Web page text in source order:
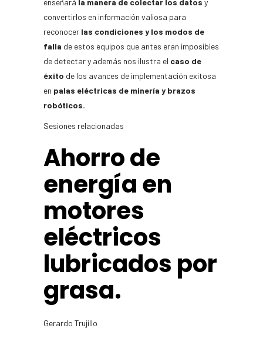
enseñará la manera de colectar los datos y
convertirlos en información valiosa para
reconocer las condiciones y los modos de
falla de estos equipos que antes eran imposibles
de detectar y además nos ilustra el caso de
éxito de los avances de implementación exitosa
en palas eléctricas de minería y brazos
robóticos.
Sesiones relacionadas
Ahorro de
energía en
motores
eléctricos
lubricados por
grasa.
Gerardo Trujillo